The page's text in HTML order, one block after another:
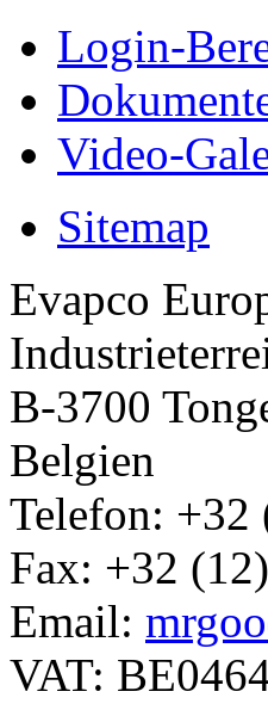
Login-
Video-
Sitemap
Evapco
B-3700
Belgien
Telefon: +32
Fax: +32
Email:
VAT: